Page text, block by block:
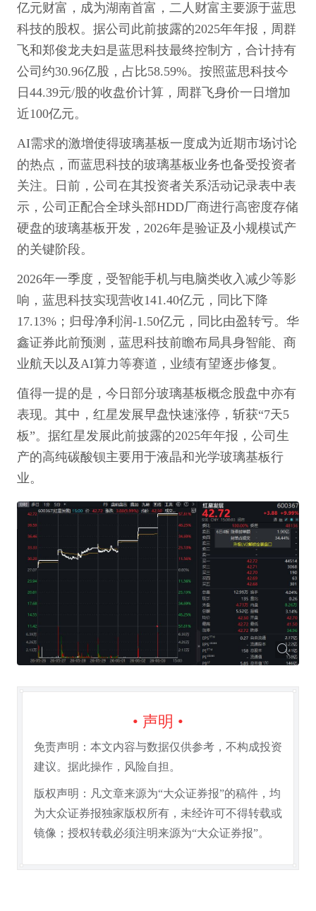
亿元财富，成为湖南首富，二人财富主要源于蓝思
科技的股权。据公司此前披露的2025年年报，周群
飞和郑俊龙夫妇是蓝思科技最终控制方，合计持有
公司约30.96亿股，占比58.59%。按照蓝思科技今
日44.39元/股的收盘价计算，周群飞身价一日增加
近100亿元。
AI需求的激增使得玻璃基板一度成为近期市场讨论
的热点，而蓝思科技的玻璃基板业务也备受投资者
关注。日前，公司在其投资者关系活动记录表中表
示，公司正配合全球头部HDD厂商进行高密度存储
硬盘的玻璃基板开发，2026年是验证及小规模试产
的关键阶段。
2026年一季度，受智能手机与电脑类收入减少等影
响，蓝思科技实现营收141.40亿元，同比下降
17.13%；归母净利润-1.50亿元，同比由盈转亏。华
鑫证券此前预测，蓝思科技前瞻布局具身智能、商
业航天以及AI算力等赛道，业绩有望逐步修复。
值得一提的是，今日部分玻璃基板概念股盘中亦有
表现。其中，红星发展早盘快速涨停，斩获“7天5
板”。据红星发展此前披露的2025年年报，公司生
产的高纯碳酸钡主要用于液晶和光学玻璃基板行
业。
• 声明 •
免责声明：本文内容与数据仅供参考，不构成投资
建议。据此操作，风险自担。
版权声明：凡文章来源为“大众证券报”的稿件，均
为大众证券报独家版权所有，未经许可不得转载或
镜像；授权转载必须注明来源为“大众证券报”。